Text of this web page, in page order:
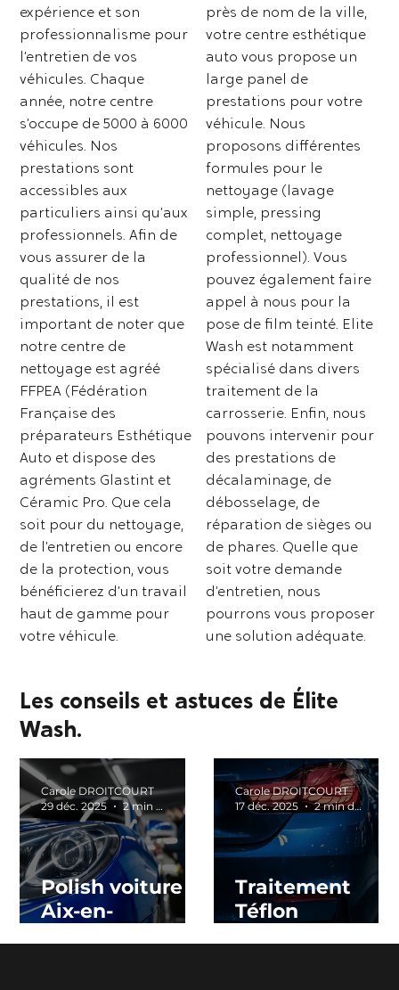
expérience et son
professionnalisme pour
l’entretien de vos
véhicules. Chaque
année, notre centre
s’occupe de 5000 à 6000
véhicules. Nos
prestations sont
accessibles aux
particuliers ainsi qu’aux
professionnels. Afin de
vous assurer de la
qualité de nos
prestations, il est
important de noter que
notre centre de
nettoyage est agréé
FFPEA (Fédération
Française des
préparateurs Esthétique
Auto et dispose des
agréments Glastint et
Céramic Pro. Que cela
soit pour du nettoyage,
de l’entretien ou encore
de la protection, vous
bénéficierez d’un travail
haut de gamme pour
votre véhicule.
près de nom de la ville,
votre centre esthétique
auto vous propose un
large panel de
prestations pour votre
véhicule. Nous
proposons différentes
formules pour le
nettoyage (lavage
simple, pressing
complet, nettoyage
professionnel). Vous
pouvez également faire
appel à nous pour la
pose de film teinté. Elite
Wash est notamment
spécialisé dans divers
traitement de la
carrosserie. Enfin, nous
pouvons intervenir pour
des prestations de
décalaminage, de
débosselage, de
réparation de sièges ou
de phares. Quelle que
soit votre demande
d’entretien, nous
pourrons vous proposer
une solution adéquate.
Les conseils et astuces de Élite
Wash.
Polish voiture
Aix-en-
Carole DROITCOURT
29 déc. 2025
2 min de lecture
Traitement
Téflon
Carole DROITCOURT
17 déc. 2025
2 min de lecture